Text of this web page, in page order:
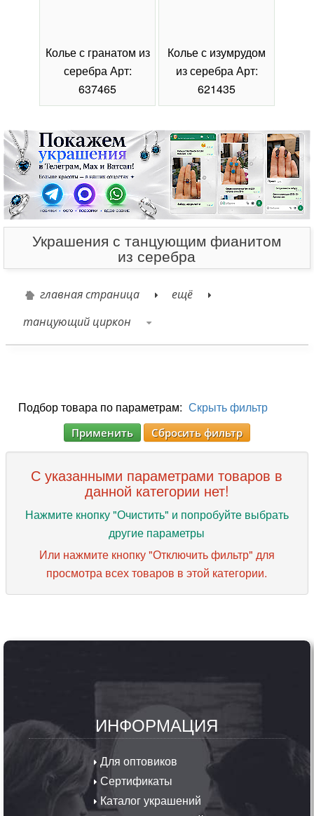
Колье с гранатом из
серебра Арт:
637465
Колье с изумрудом
из серебра Арт:
621435
Украшения с танцующим фианитом
из серебра
главная страница
ещё
танцующий циркон
Подбор товара по параметрам: Скрыть фильтр
Применить Сбросить фильтр
С указанными параметрами товаров в
данной категории нет!
Нажмите кнопку "Очистить" и попробуйте выбрать
другие параметры
Или нажмите кнопку "Отключить фильтр" для
просмотра всех товаров в этой категории.
ИНФОРМАЦИЯ
Для оптовиков
Сертификаты
Каталог украшений